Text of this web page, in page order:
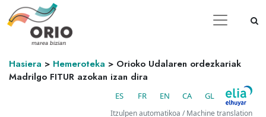
Hasiera > Hemeroteka > Orioko Udalaren ordezkariak
Madrilgo FITUR azokan izan dira
ES FR EN CA GL
Itzulpen automatikoa / Machine translation